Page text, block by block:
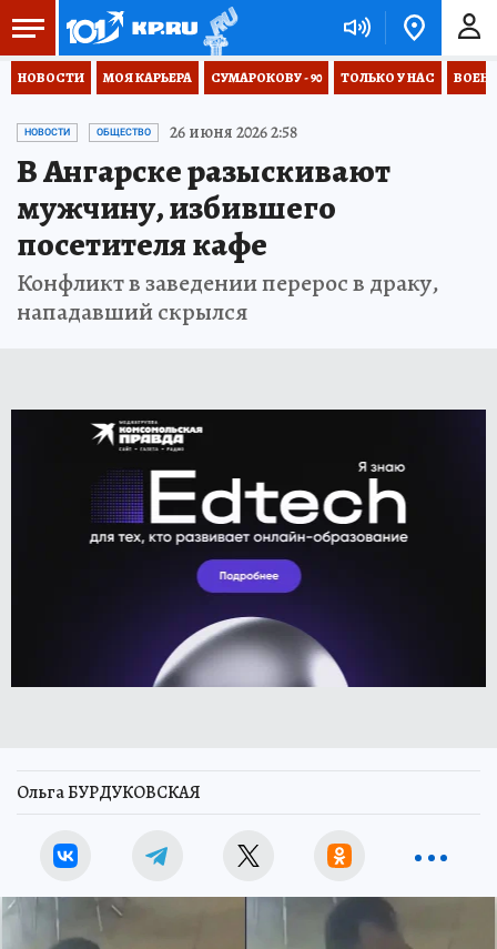
НОВОСТИ МОЯ КАРЬЕРА СУМАРОКОВУ - 90 ТОЛЬКО У НАС
НОВОСТИ ОБЩЕСТВО 26 июня 2026 2:58
В Ангарске разыскивают
мужчину, избившего
посетителя кафе
Конфликт в заведении перерос в драку,
нападавший скрылся
Ольга БУРДУКОВСКАЯ